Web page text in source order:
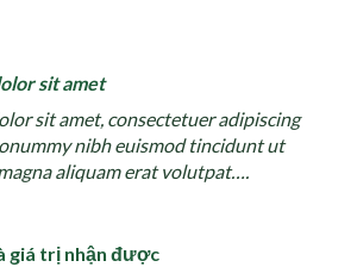
sit amet
sit amet, consectetuer adipiscing
nibh euismod tincidunt ut
aliquam erat volutpat….
giá trị nhận được